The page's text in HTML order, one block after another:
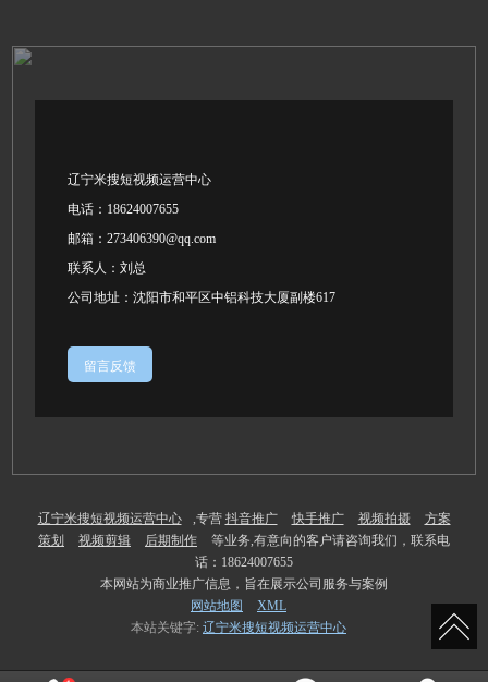
辽宁米搜短视频运营中心
电话： 18624007655
邮箱：273406390@qq.com
联系人：刘总
公司地址：沈阳市和平区中铝科技大厦副楼617
留言反馈
辽宁米搜短视频运营中心 ,专营 抖音推广 快手推广 视频拍摄
方案
策划
视频剪辑 后期制作
等业务,有意向的客户请咨询我们，联系电
话：18624007655
本网站为商业推广信息，旨在展示公司服务与案例
网站地图
XML
本站关键字: 辽宁米搜短视频运营中心